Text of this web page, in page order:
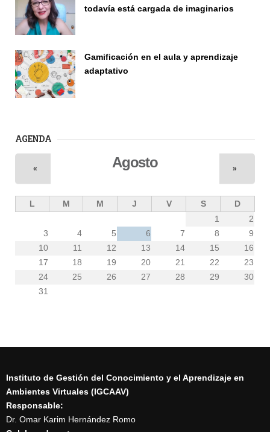
todavía está cargada de imaginarios
Gamificación en el aula y aprendizaje
adaptativo
AGENDA
Agosto
« »
L M M J V S
D
1
2
3
4 5 6 7 8
9
10
11 12 13 14 15
16
17
18 19 20 21 22
23
24
25 26 27 28 29
30
31
Instituto de Gestión del Conocimiento y el Aprendizaje en
Ambientes Virtuales (IGCAAV)
Responsable:
Dr. Omar Karim Hernández Romo